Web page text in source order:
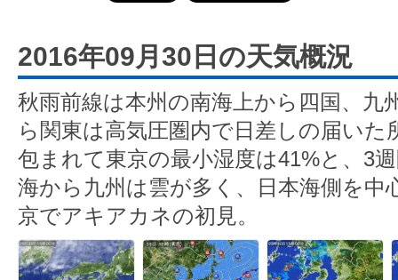
2016年09月30日の天気概況
秋雨前線は本州の南海上から四国、九
ら関東は高気圧圏内で日差しの届いた
包まれて東京の最小湿度は41%と、3
海から九州は雲が多く、日本海側を中
京でアキアカネの初見。